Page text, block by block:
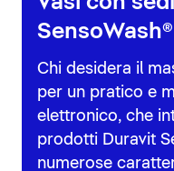
SensoWash®
Chi desidera il
per un pratico e
elettronico, che
prodotti Duravit
numerose